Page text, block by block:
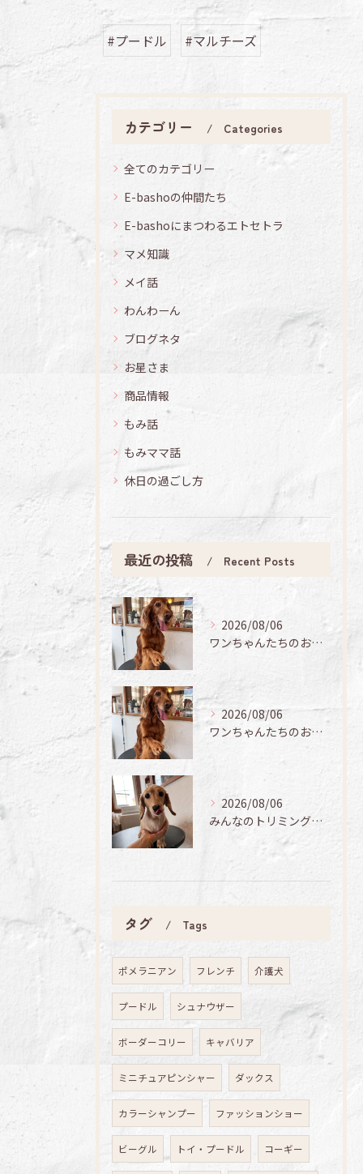
#プードル #マルチーズ
カテゴリー Categories
全てのカテゴリー
E-bashoの仲間たち
E-bashoにまつわるエトセトラ
マメ知識
メイ話
わんわーん
ブログネタ
お星さま
商品情報
もみ話
もみママ話
休日の過ごし方
最近の投稿 Recent Posts
2026/08/06
ワンちゃんたちのお手入れ日記🐶✨
2026/08/06
ワンちゃんたちのお手入れ日記🐶✨
2026/08/06
みんなのトリミング日記🌟
タグ Tags
ポメラニアン フレンチ 介護犬
プードル シュナウザー
ボーダーコリー キャバリア
ミニチュアピンシャー ダックス
カラーシャンプー ファッションショー
ビーグル トイ・プードル コーギー